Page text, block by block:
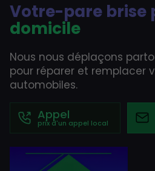
Votre-pare brise
domicile
Nous nous déplaçons
pour réparer et remplacer
automobiles.
Appel